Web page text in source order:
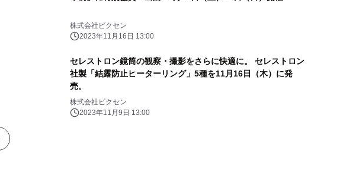
株式会社ビクセン
2023年11月16日 13:00
セレストロン鏡筒の観察・撮影をさらに快適に。 セレストロン
社製「結露防止ヒーターリング」5種を11月16日（木）に発
売。
株式会社ビクセン
2023年11月9日 13:00